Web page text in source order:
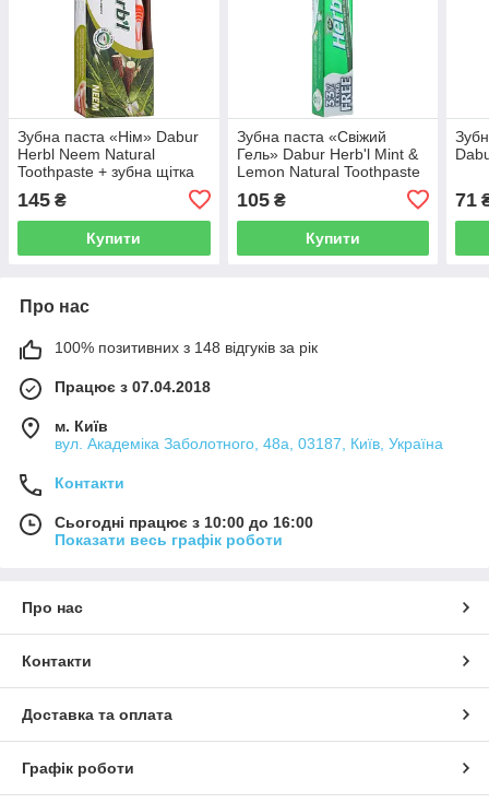
Зубна паста «Нім» Dabur
Herbl Neem Natural
Toothpaste + зубна щітка
145 ₴
Купити
Зубна паста «Свіжий
Гель» Dabur Herb'l Mint &
Lemon Natural Toothpaste
105₴
Купити
71
Про нас
100% позитивних з 148 відгуків за рік
Працює з 07.04.2018
м. Київ
вул. Академіка Заболотного, 48а, 03187, Київ, Україна
Контакти
Сьогодні працює з 10:00 до 16:00
Показати весь графік роботи
Про нас
Контакти
Доставка та оплата
Графік роботи